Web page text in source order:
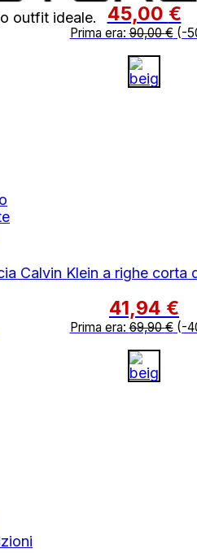
45,00 €
Prima era:90,00€(-
Calvin Klein a righe corta
41,94 €
Prima era:69,90€(-
outfit ideale.